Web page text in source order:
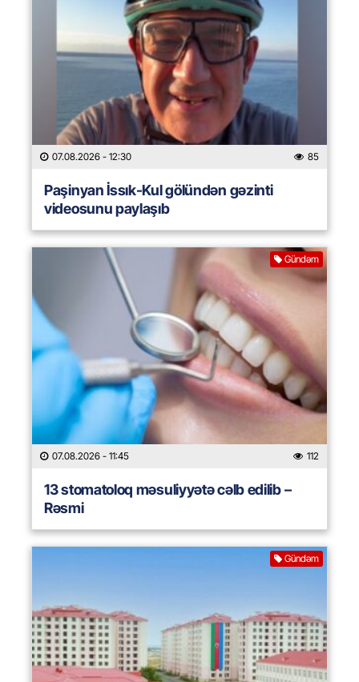
07.08.2026 - 12:30 85
Paşinyan İssık-Kul gölündən gəzinti
videosunu paylaşıb
Gündəm
07.08.2026 - 11:45 112
13 stomatoloq məsuliyyətə cəlb edilib –
Rəsmi
Gündəm